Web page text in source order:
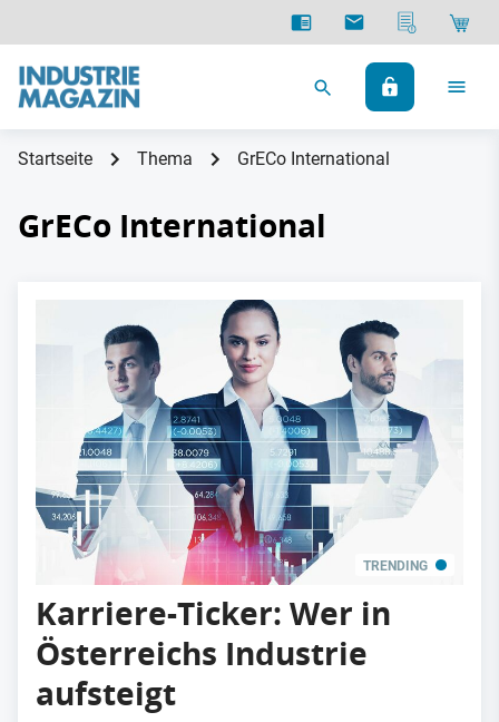
Startseite Thema GrECo International
GrECo International
TRENDING
Karriere-Ticker: Wer in
Österreichs Industrie
aufsteigt